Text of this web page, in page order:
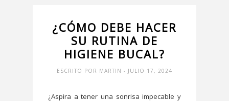
¿CÓMO DEBE HACER
SU RUTINA DE
HIGIENE BUCAL?
ESCRITO POR MARTIN - JULIO 17, 2024
¿Aspira a tener una sonrisa impecable y